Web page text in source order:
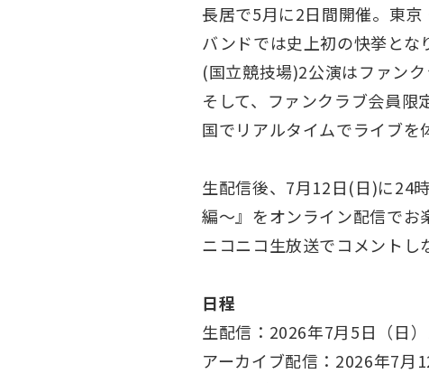
長居で5月に2日間開催。東
バンドでは史上初の快挙とな
(国立競技場)2公演はファン
そして、ファンクラブ会員
国でリアルタイムでライブを
生配信後、7月12日(日)に24
編〜』をオンライン配信でお
ニコニコ生放送でコメントし
日程
生配信：2026年7月5日（日
アーカイブ配信：2026年7月